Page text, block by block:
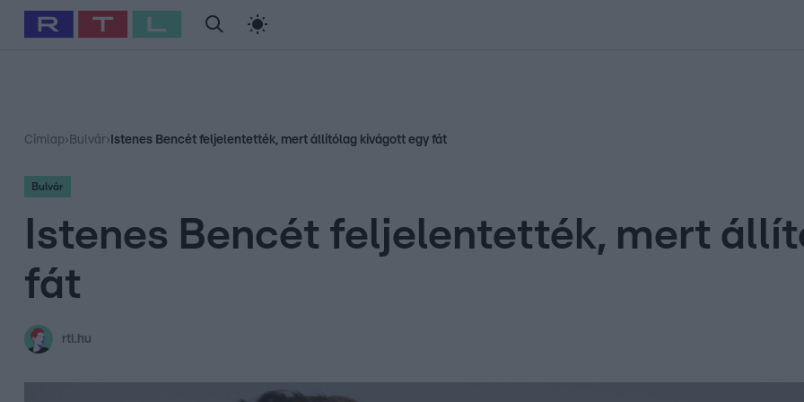
Babits Marcella Szellő István Most Wanted
Címlap› Bulvár› Istenes Bencét feljelentették, mert állítólag kivágott egy fát
Bulvár
Istenes Bencét feljelentették, mert
fát
rtl.hu